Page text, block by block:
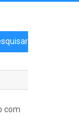
por:
com